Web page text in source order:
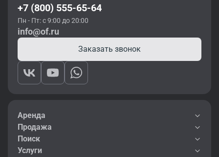
+7 (800) 555-65-64
Пн - Пт: с 9:00 до 20:00
info@of.ru
Заказать звонок
Аренда
Продажа
Поиск
Услуги